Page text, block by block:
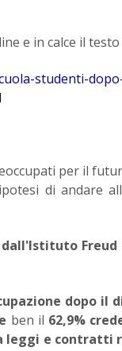
e in calce il testo
studenti-
per il
di andare
Freud
dopo il
ben il 62,9%
leggi e contratti